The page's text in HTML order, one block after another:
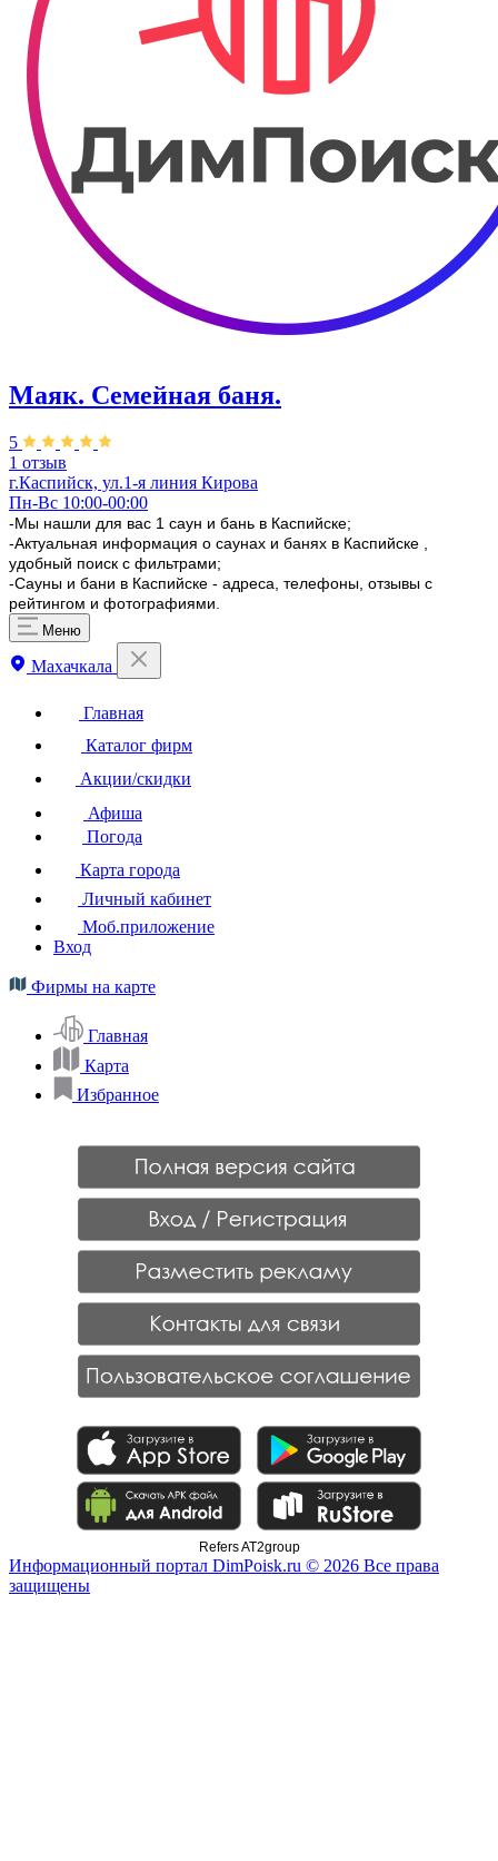
Маяк. Семейная баня.
5
1 отзыв
г.Каспийск, ​ул.1-я линия Кирова
Пн-Вс 10:00-00:00
-Мы нашли для вас 1 саун и бань в Каспийске;
-Актуальная информация о саунах и банях в Каспийске ,
удобный поиск с фильтрами;
-Сауны и бани в Каспийске - адреса, телефоны, отзывы с
рейтингом и фотографиями.
Меню
Махачкала
Главная
Каталог фирм
Акции/скидки
Афиша
Погода
Карта города
Личный кабинет
Моб.приложение
Вход
Фирмы на карте
Главная
Карта
Избранное
Refers AT2group
Информационный портал DimPoisk.ru © 2026 Все права
защищены